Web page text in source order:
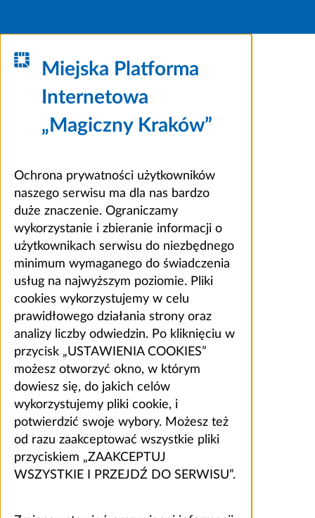
Miejska Platforma
Internetowa
„Magiczny Kraków”
Ochrona prywatności użytkowników
naszego serwisu ma dla nas bardzo
duże znaczenie. Ograniczamy
wykorzystanie i zbieranie informacji o
użytkownikach serwisu do niezbędnego
minimum wymaganego do świadczenia
usług na najwyższym poziomie. Pliki
cookies wykorzystujemy w celu
prawidłowego działania strony oraz
analizy liczby odwiedzin. Po kliknięciu w
przycisk „USTAWIENIA COOKIES”
możesz otworzyć okno, w którym
dowiesz się, do jakich celów
wykorzystujemy pliki cookie, i
potwierdzić swoje wybory. Możesz też
od razu zaakceptować wszystkie pliki
przyciskiem „ZAAKCEPTUJ
WSZYSTKIE I PRZEJDŹ DO SERWISU”.